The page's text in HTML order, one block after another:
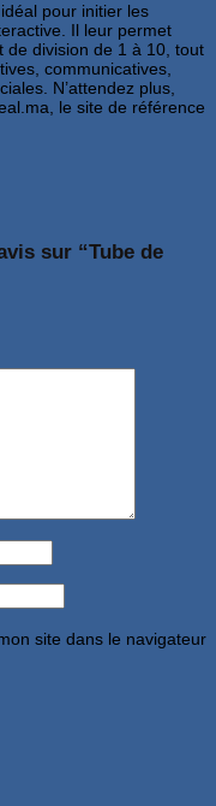
pour initier les
Il leur permet
de division de 1 à 10, tout
communicatives,
N’attendez plus,
le site de référence
sur “Tube de
site dans le navigateur